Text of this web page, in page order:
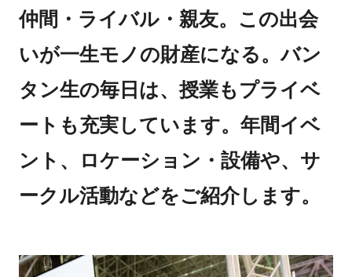
仲間・ライバル・親友。この出会
いが一生モノの財産になる。バン
タン生の毎日は、授業もプライベ
ートも充実しています。年間イベ
ント、ロケーション・設備や、サ
ークル活動などをご紹介します。